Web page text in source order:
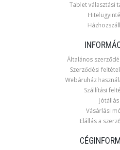
Tablet választási
Általános
Szerződési
Webáruház
Szállítási
Jótállás
Vásárlási
Elállás a